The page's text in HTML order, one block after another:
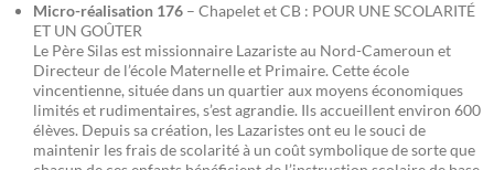
Micro-réalisation 176 – Chapelet et CB : POUR UNE SCOLARITÉ
ET UN GOÛTER
Le Père Silas est missionnaire Lazariste au Nord-Cameroun et
Directeur de l’école Maternelle et Primaire. Cette école
vincentienne, située dans un quartier aux moyens économiques
limités et rudimentaires, s’est agrandie. Ils accueillent environ 600
élèves. Depuis sa création, les Lazaristes ont eu le souci de
maintenir les frais de scolarité à un coût symbolique de sorte que